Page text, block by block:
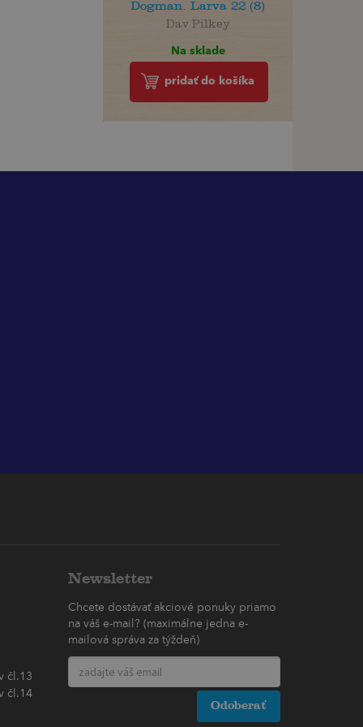
Dogman. Larva 22 (8)
Dav Pilkey
Na sklade
pridať do košíka
čl.13
čl.14
Newsletter
Chcete dostávať akciové ponuky priamo
na váš e-mail? (maximálne jedna e-
mailová správa za týždeň)
Odoberať